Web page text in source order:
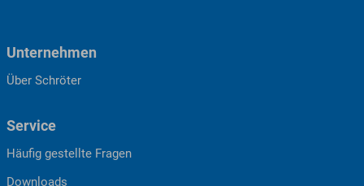
Unternehmen
Über Schröter
Service
Häufig gestellte Fragen
Downloads